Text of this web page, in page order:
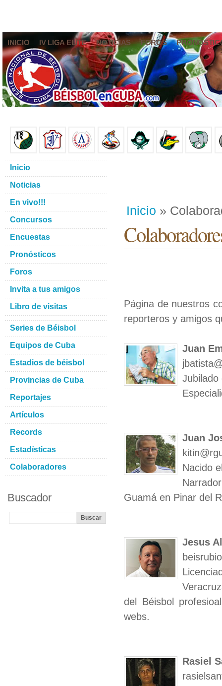
INICIO IV LIGA ELITE NOTICIAS FOROS
Inicio »
Página de nuestros
reporteros y amigos
Juan
Jubilado
Juan
Nacido
Guamá en Pinar del
Jesus
del Béisbol
webs.
Rasiel
Inicio
Noticias
En vivo!!!
Concursos
Encuestas
Pronósticos
Foros
Invita a tus amigos
Libro de visitas
Series de Béisbol
Equipos de Cuba
Estadios de béisbol
Provincias de Cuba
Reportajes
Artículos
Records
Estadísticas
Colaboradores
Buscador